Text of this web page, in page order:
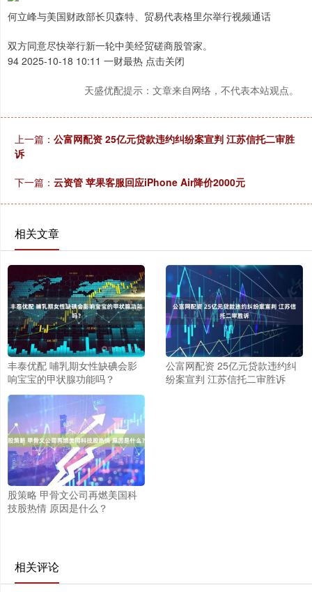
何立峰与美国财政部长贝森特、贸易代表格里尔举行视频通话
双方同意尽快举行新一轮中美经贸磋商股管家。
94 2025-10-18 10:11 一财最热 点击关闭
天盛优配提示：文章来自网络，不代表本站观点。
上一篇： 公富网配资 25亿元贷款违约纠纷案宣判 江苏信托二审胜
诉
下一篇： 云资管 苹果客服回应iPhone Air降价2000元
相关文章
丰泰优配 哺乳期女性缺碘会影
响宝宝的甲状腺功能吗？
公富网配资 25亿元贷款违约纠
纷案宣判 江苏信托二审胜诉
股策略 甲骨文公司再燃美国科
技股热情 原因是什么？
相关评论